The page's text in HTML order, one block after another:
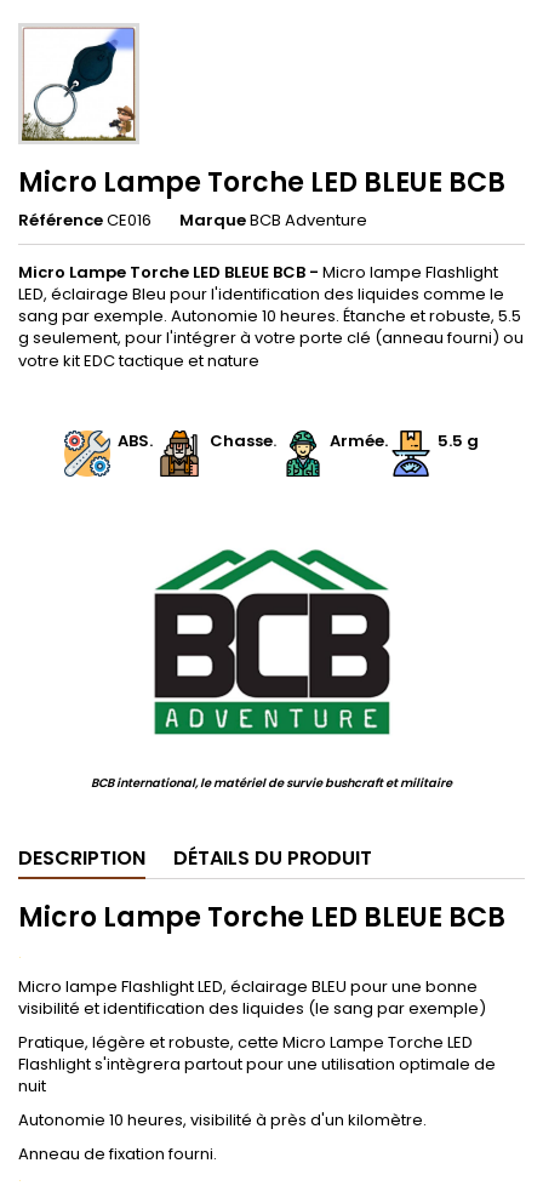
Micro Lampe Torche LED BLEUE BCB
RéférenceCE016 MarqueBCB Adventure
Micro Lampe Torche LED BLEUE BCB - Micro lampe Flashlight
LED, éclairage Bleu pour l'identification des liquides comme le
sang par exemple. Autonomie 10 heures. Étanche et robuste, 5.5
g seulement, pour l'intégrer à votre porte clé (anneau fourni) ou
votre kit EDC tactique et nature
ABS. Chasse. Armée. 5.5 g
BCB international, le matériel de survie bushcraft et militaire
DESCRIPTION DÉTAILS DU PRODUIT
Micro Lampe Torche LED BLEUE BCB
.
Micro lampe Flashlight LED, éclairage BLEU pour une bonne
visibilité et identification des liquides (le sang par exemple)
Pratique, légère et robuste, cette Micro Lampe Torche LED
Flashlight s'intègrera partout pour une utilisation optimale de
nuit
Autonomie 10 heures, visibilité à près d'un kilomètre.
Anneau de fixation fourni.
.